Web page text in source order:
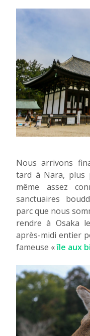
Nous arrivons
tard à Nara, plus
même assez
sanctuaires
parc que nous
rendre à Osaka
après-midi entier
fameuse «île aux